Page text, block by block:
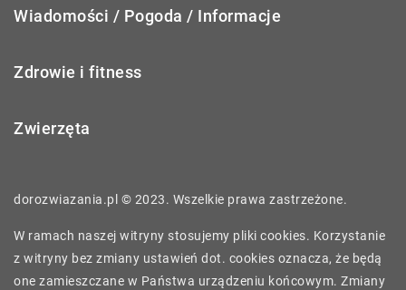
Wiadomości / Pogoda / Informacje
Zdrowie i fitness
Zwierzęta
dorozwiazania.pl © 2023. Wszelkie prawa zastrzeżone.
W ramach naszej witryny stosujemy pliki cookies. Korzystanie
z witryny bez zmiany ustawień dot. cookies oznacza, że będą
one zamieszczane w Państwa urządzeniu końcowym. Zmiany